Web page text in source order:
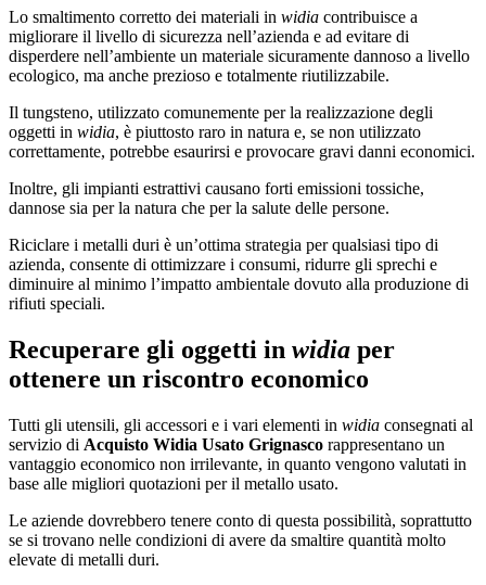
Lo smaltimento corretto dei materiali in widia contribuisce a
migliorare il livello di sicurezza nell’azienda e ad evitare di
disperdere nell’ambiente un materiale sicuramente dannoso a livello
ecologico, ma anche prezioso e totalmente riutilizzabile.
Il tungsteno, utilizzato comunemente per la realizzazione degli
oggetti in widia, è piuttosto raro in natura e, se non utilizzato
correttamente, potrebbe esaurirsi e provocare gravi danni economici.
Inoltre, gli impianti estrattivi causano forti emissioni tossiche,
dannose sia per la natura che per la salute delle persone.
Riciclare i metalli duri è un’ottima strategia per qualsiasi tipo di
azienda, consente di ottimizzare i consumi, ridurre gli sprechi e
diminuire al minimo l’impatto ambientale dovuto alla produzione di
rifiuti speciali.
Recuperare gli oggetti in widia per
ottenere un riscontro economico
Tutti gli utensili, gli accessori e i vari elementi in widia consegnati al
servizio di Acquisto Widia Usato Grignasco rappresentano un
vantaggio economico non irrilevante, in quanto vengono valutati in
base alle migliori quotazioni per il metallo usato.
Le aziende dovrebbero tenere conto di questa possibilità, soprattutto
se si trovano nelle condizioni di avere da smaltire quantità molto
elevate di metalli duri.